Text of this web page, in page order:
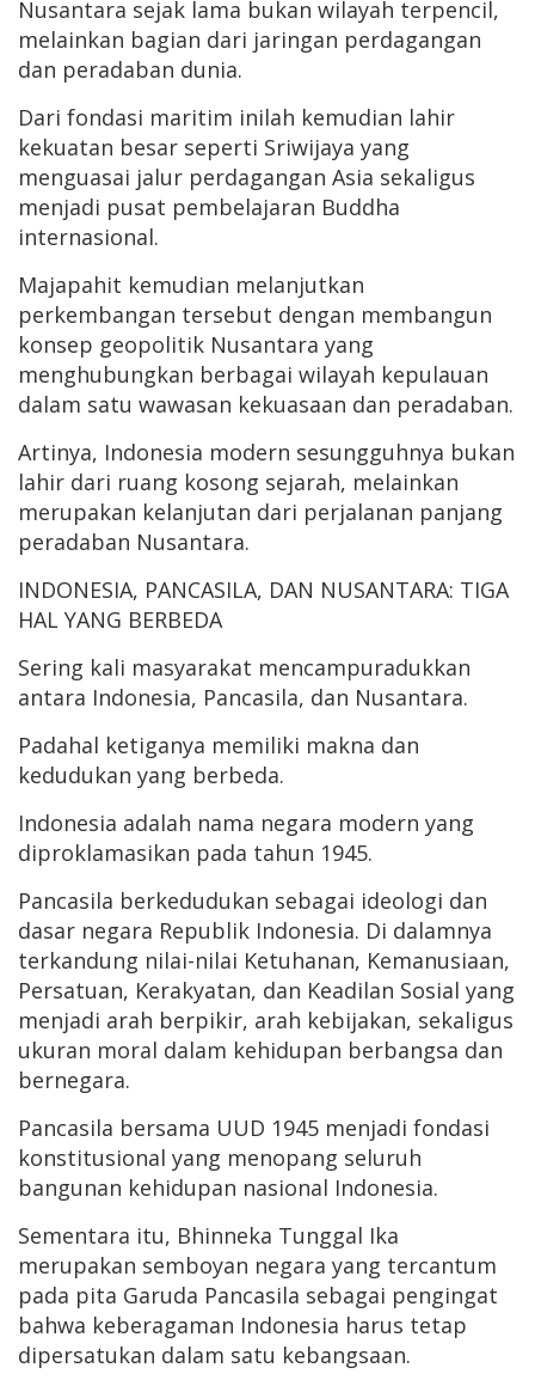
Nusantara sejak lama bukan wilayah terpencil,
melainkan bagian dari jaringan perdagangan
dan peradaban dunia.
Dari fondasi maritim inilah kemudian lahir
kekuatan besar seperti Sriwijaya yang
menguasai jalur perdagangan Asia sekaligus
menjadi pusat pembelajaran Buddha
internasional.
Majapahit kemudian melanjutkan
perkembangan tersebut dengan membangun
konsep geopolitik Nusantara yang
menghubungkan berbagai wilayah kepulauan
dalam satu wawasan kekuasaan dan peradaban.
Artinya, Indonesia modern sesungguhnya bukan
lahir dari ruang kosong sejarah, melainkan
merupakan kelanjutan dari perjalanan panjang
peradaban Nusantara.
INDONESIA, PANCASILA, DAN NUSANTARA: TIGA
HAL YANG BERBEDA
Sering kali masyarakat mencampuradukkan
antara Indonesia, Pancasila, dan Nusantara.
Padahal ketiganya memiliki makna dan
kedudukan yang berbeda.
Indonesia adalah nama negara modern yang
diproklamasikan pada tahun 1945.
Pancasila berkedudukan sebagai ideologi dan
dasar negara Republik Indonesia. Di dalamnya
terkandung nilai-nilai Ketuhanan, Kemanusiaan,
Persatuan, Kerakyatan, dan Keadilan Sosial yang
menjadi arah berpikir, arah kebijakan, sekaligus
ukuran moral dalam kehidupan berbangsa dan
bernegara.
Pancasila bersama UUD 1945 menjadi fondasi
konstitusional yang menopang seluruh
bangunan kehidupan nasional Indonesia.
Sementara itu, Bhinneka Tunggal Ika
merupakan semboyan negara yang tercantum
pada pita Garuda Pancasila sebagai pengingat
bahwa keberagaman Indonesia harus tetap
dipersatukan dalam satu kebangsaan.